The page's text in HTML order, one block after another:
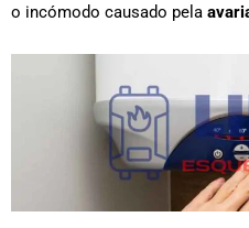
o incómodo causado pela